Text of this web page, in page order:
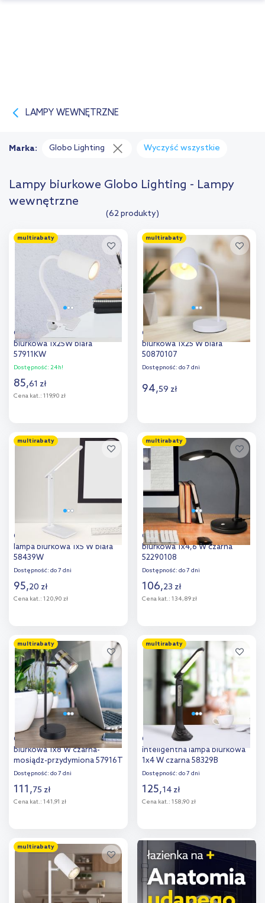
LAMPY WEWNĘTRZNE
Lampy biurkowe Globo Lighting - Lampy
wewnętrzne
(62 produkty)
Marka: Globo Lighting Wyczyść wszystkie
multirabaty
Globo Lighting Robby lampa
biurkowa 1x25W biała
57911KW
Dostępność: 24h!
85,61 zł
Cena kat.: 119,90 zł
Dodaj do
porównania
multirabaty
Globo Lighting Jason lampa
biurkowa 1x25 W biała
50870107
Dostępność: do 7 dni
94,59 zł
Dodaj do
porównania
multirabaty
Globo Lighting Brighton
lampa biurkowa 1x5 W biała
58439W
Dostępność: do 7 dni
95,20 zł
Cena kat.: 120,90 zł
Dodaj do
porównania
multirabaty
Globo Lighting Carmen lampa
biurkowa 1x4,6 W czarna
52290108
Dostępność: do 7 dni
106,23 zł
Cena kat.: 134,89 zł
Dodaj do
porównania
multirabaty
Globo Lighting Trabby lampa
biurkowa 1x8 W czarna-
mosiądz-przydymiona 57916T
Dostępność: do 7 dni
111,75 zł
Cena kat.: 141,91 zł
Dodaj do
porównania
multirabaty
Globo Lighting Tyrell
inteligentna lampa biurkowa
1x4 W czarna 58329B
Dostępność: do 7 dni
125,14 zł
Cena kat.: 158,90 zł
Dodaj do
porównania
multirabaty